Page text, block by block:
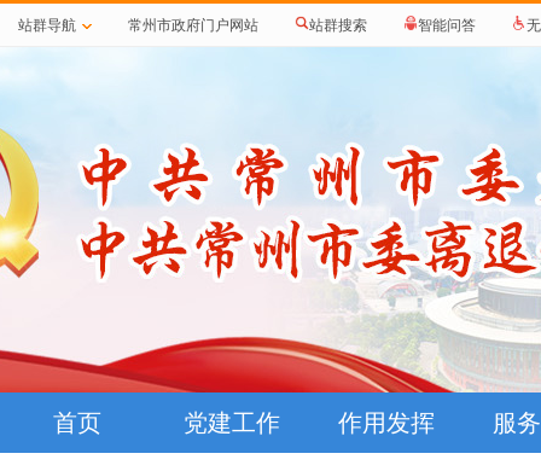
站群导航 常州市政府门户网站 站群搜索 智能问答
首页 党建工作 作用发挥 服